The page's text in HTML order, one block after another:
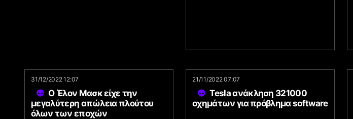
31/12/2022 12:07
Ο Έλον Μασκ είχε την
μεγαλύτερη απώλεια πλούτου
όλων των εποχών
21/11/2022 07:07
Tesla ανάκληση 321000
οχημάτων για πρόβλημα software